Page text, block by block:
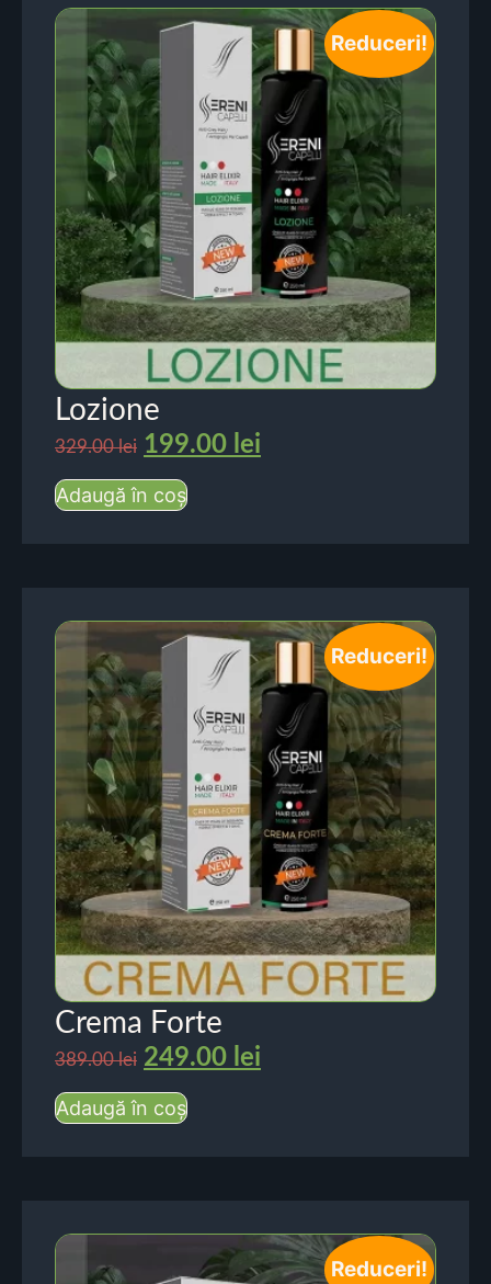
Reduceri!
Lozione
329.00lei 199.00 lei
Adaugă în coș
Reduceri!
Crema Forte
389.00lei 249.00 lei
Adaugă în coș
Reduceri!